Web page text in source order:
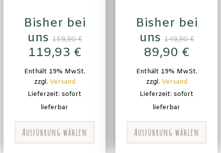
Bisher bei
uns 159,90€
119,93 €
Enthält 19% MwSt.
zzgl. Versand
Lieferzeit: sofort
lieferbar
Ausführung wählen
Bisher bei
uns 149,90€
89,90 €
Enthält 19% MwSt.
zzgl. Versand
Lieferzeit: sofort
lieferbar
Ausführung wählen